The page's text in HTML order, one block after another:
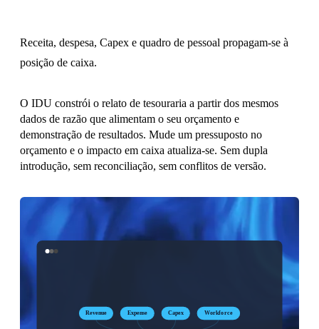
Receita, despesa, Capex e quadro de pessoal propagam-se à
posição de caixa.
O IDU constrói o relato de tesouraria a partir dos mesmos
dados de razão que alimentam o seu orçamento e
demonstração de resultados. Mude um pressuposto no
orçamento e o impacto em caixa atualiza-se. Sem dupla
introdução, sem reconciliação, sem conflitos de versão.
Revenue Expense Capex Workforce